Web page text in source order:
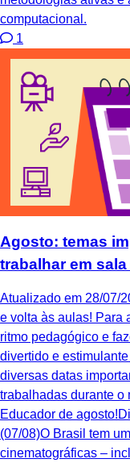
computacional.
1
Agosto: temas
trabalhar em sala
Atualizado em 28/07/
e volta às aulas! Para
ritmo pedagógico e
divertido e
diversas datas
trabalhadas durante o
Educador de
(07/08)O Brasil tem
cinematográficas –